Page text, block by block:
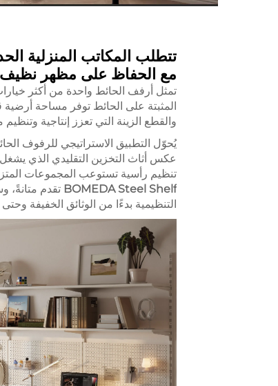
تتطلب المكاتب المنزلية
مع الحفاظ على مظهر نظيف
تمثل أرفف الحائط واحدة من أكثر
المثبتة على الحائط توفر مساحة
والقطع الزينة التي تعزز إنتاجية
يُحوّل التطبيق الاستراتيجي للرفوف
عكس أثاث التخزين التقليدي الذي
تنظيم رأسية تستوعب المجموعات
BOMEDA Steel Shelf تقدم متانةً،
التنظيمية بدءًا من الوثائق الخفيفة وحتى